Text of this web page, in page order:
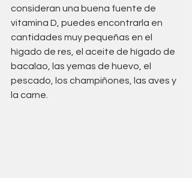
consideran una buena fuente de
vitamina D, puedes encontrarla en
cantidades muy pequeñas en el
hígado de res, el aceite de hígado de
bacalao, las yemas de huevo, el
pescado, los champiñones, las aves y
la carne.